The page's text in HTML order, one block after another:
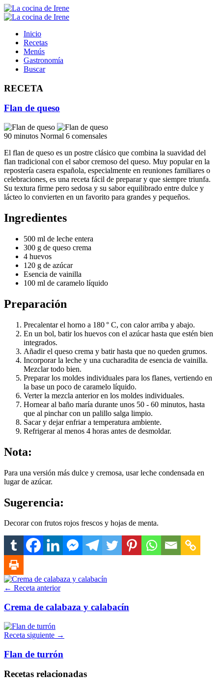
Inicio
Recetas
Menús
Gastronomía
Buscar
RECETA
Flan de queso
90 minutos Normal 6 comensales
El flan de queso es un postre clásico que combina la suavidad del
flan tradicional con el sabor cremoso del queso. Muy popular en la
repostería casera española, especialmente en reuniones familiares o
celebraciones, es una receta fácil de preparar y que siempre triunfa.
Su textura firme pero sedosa y su sabor equilibrado entre dulce y
lácteo lo convierten en un favorito para grandes y pequeños.
Ingredientes
500 ml de leche entera
300 g de queso crema
4 huevos
120 g de azúcar
Esencia de vainilla
100 ml de caramelo líquido
Preparación
Precalentar el horno a 180 ° C, con calor arriba y abajo.
En un bol, batir los huevos con el azúcar hasta que estén bien
integrados.
Añadir el queso crema y batir hasta que no queden grumos.
Incorporar la leche y una cucharadita de esencia de vainilla.
Mezclar todo bien.
Preparar los moldes individuales para los flanes, vertiendo en
la base un poco de caramelo líquido.
Verter la mezcla anterior en los moldes individuales.
Hornear al baño maría durante unos 50 - 60 minutos, hasta
que al pinchar con un palillo salga limpio.
Sacar y dejar enfriar a temperatura ambiente.
Refrigerar al menos 4 horas antes de desmoldar.
Nota:
Para una versión más dulce y cremosa, usar leche condensada en
lugar de azúcar.
Sugerencia:
Decorar con frutos rojos frescos y hojas de menta.
← Receta anterior
Crema de calabaza y calabacín
Receta siguiente →
Flan de turrón
Recetas relacionadas